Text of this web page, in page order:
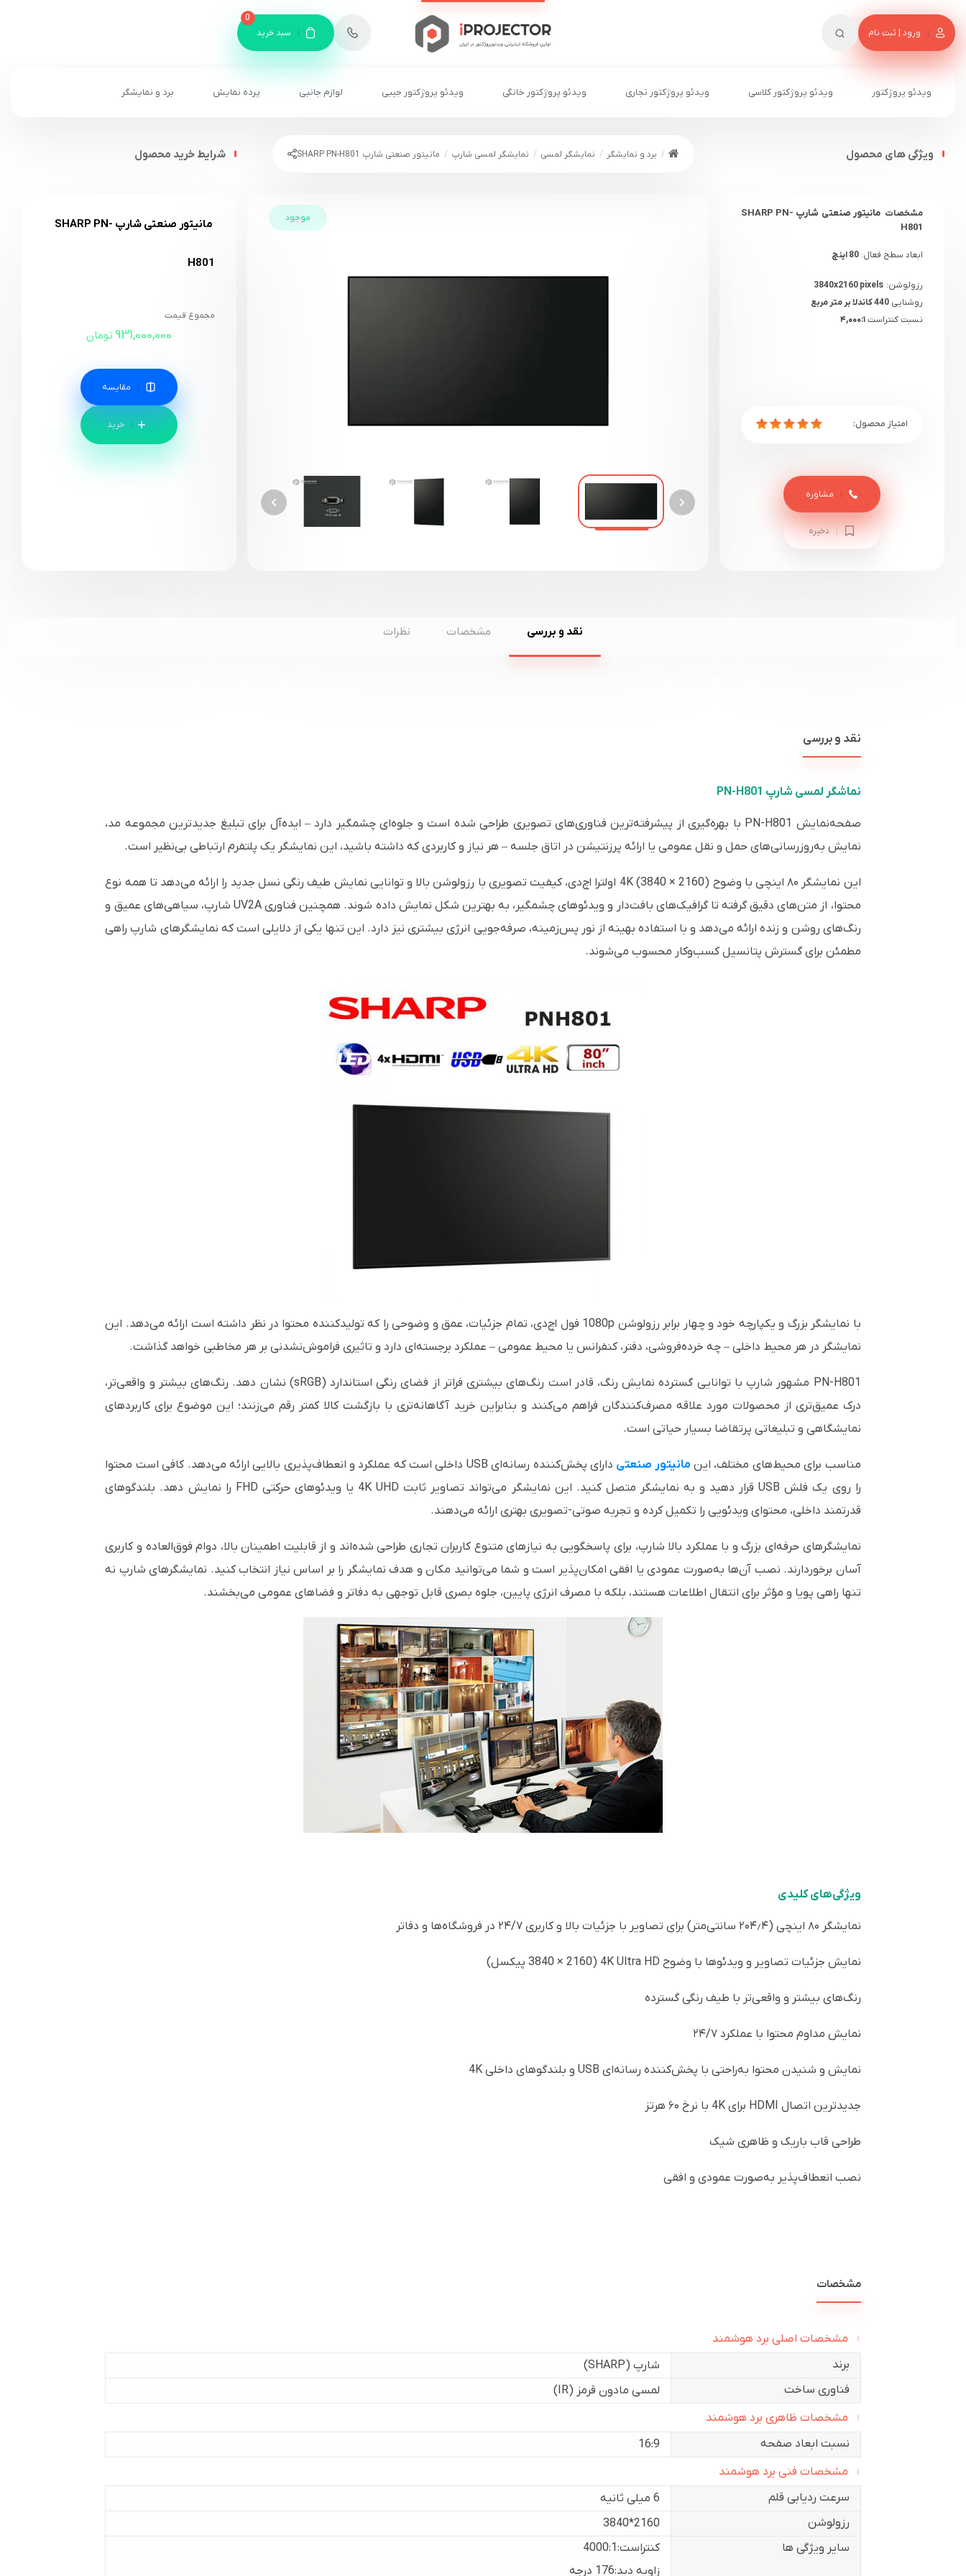
ورود | ثبت نام
8
سبد خرید
0
ویدئو پروژکتور ویدئو پروژکتور کلاسی ویدئو پروژکتور تجاری ویدئو پروژکتور خانگی ویدئو پروژکتور جیبی لوازم جانبی پرده نمایش برد و نمایشگر
برد و نمایشگر نمایشگر لمسی نمایشگر لمسی شارپ مانیتور صنعتی شارپ SHARP PN-H801
موجود
شرایط خرید محصول
مانیتور صنعتی شارپ SHARP PN-
H801
مجموع قیمت
931,000,000 تومان
مقایسه
ویژگی های محصول
مشخصات
مانیتور صنعتی شارپ SHARP PN-
H801
ابعاد سطح فعال: 80 اینچ
رزولوشن: 3840x2160 pixels
روشنایی 440 کاندلا بر متر مربع
نسبت کنتراست۴,۰۰۰:۱
ذخیره
مشاوره
نقد و بررسی مشخصات نظرات
نقد و بررسی
نماشگر لمسی شارپ PN-H801
صفحه‌نمایش PN-H801 با بهره‌گیری از پیشرفته‌ترین فناوری‌های تصویری طراحی شده است و جلوه‌ای چشمگیر دارد – ایده‌آل برای تبلیغ جدیدترین مجموعه مد،
نمایش به‌روزرسانی‌های حمل و نقل عمومی یا ارائه پرزنتیشن در اتاق جلسه – هر نیاز و کاربردی که داشته باشید، این نمایشگر یک پلتفرم ارتباطی بی‌نظیر است.
این نمایشگر ۸۰ اینچی با وضوح 4K (3840 × 2160) اولترا اچ‌دی، کیفیت تصویری با رزولوشن بالا و توانایی نمایش طیف رنگی نسل جدید را ارائه می‌دهد تا همه نوع
محتوا، از متن‌های دقیق گرفته تا گرافیک‌های بافت‌دار و ویدئوهای چشمگیر، به بهترین شکل نمایش داده شوند. همچنین فناوری UV2A شارپ، سیاهی‌های عمیق و
رنگ‌های روشن و زنده ارائه می‌دهد و با استفاده بهینه از نور پس‌زمینه، صرفه‌جویی انرژی بیشتری نیز دارد. این تنها یکی از دلایلی است که نمایشگرهای شارپ راهی
مطمئن برای گسترش پتانسیل کسب‌وکار محسوب می‌شوند.
با نمایشگر بزرگ و یکپارچه خود و چهار برابر رزولوشن 1080p فول اچ‌دی، تمام جزئیات، عمق و وضوحی را که تولیدکننده محتوا در نظر داشته است ارائه می‌دهد. این
نمایشگر در هر محیط داخلی – چه خرده‌فروشی، دفتر، کنفرانس یا محیط عمومی – عملکرد برجسته‌ای دارد و تاثیری فراموش‌نشدنی بر هر مخاطبی خواهد گذاشت.
PN-H801 مشهور شارپ با توانایی گسترده نمایش رنگ، قادر است رنگ‌های بیشتری فراتر از فضای رنگی استاندارد (sRGB) نشان دهد. رنگ‌های بیشتر و واقعی‌تر،
درک عمیق‌تری از محصولات مورد علاقه مصرف‌کنندگان فراهم می‌کنند و بنابراین خرید آگاهانه‌تری با بازگشت کالا کمتر رقم می‌زنند؛ این موضوع برای کاربردهای
نمایشگاهی و تبلیغاتی پرتقاضا بسیار حیاتی است.
مناسب برای محیط‌های مختلف، این مانیتور صنعتی
دارای پخش‌کننده رسانه‌ای USB داخلی است که عملکرد و انعطاف‌پذیری بالایی ارائه می‌دهد. کافی است محتوا
را روی یک فلش USB قرار دهید و به نمایشگر متصل کنید. این نمایشگر می‌تواند تصاویر ثابت 4K UHD یا ویدئوهای حرکتی FHD را نمایش دهد. بلندگوهای
قدرتمند داخلی، محتوای ویدئویی را تکمیل کرده و تجربه صوتی-تصویری بهتری ارائه می‌دهند.
نمایشگرهای حرفه‌ای بزرگ و با عملکرد بالا شارپ، برای پاسخگویی به نیازهای متنوع کاربران تجاری طراحی شده‌اند و از قابلیت اطمینان بالا، دوام فوق‌العاده و کاربری
آسان برخوردارند. نصب آن‌ها به‌صورت عمودی یا افقی امکان‌پذیر است و شما می‌توانید مکان و هدف نمایشگر را بر اساس نیاز انتخاب کنید. نمایشگرهای شارپ نه
تنها راهی پویا و مؤثر برای انتقال اطلاعات هستند، بلکه با مصرف انرژی پایین، جلوه بصری قابل توجهی به دفاتر و فضاهای عمومی می‌بخشند.
ویژگی‌های کلیدی
نمایشگر ۸۰ اینچی (۲۰۴٫۴ سانتی‌متر) برای تصاویر با جزئیات بالا و کاربری ۲۴/۷ در فروشگاه‌ها و دفاتر
نمایش جزئیات تصاویر و ویدئوها با وضوح 4K Ultra HD (3840 × 2160 پیکسل)
رنگ‌های بیشتر و واقعی‌تر با طیف رنگی گسترده
نمایش مداوم محتوا با عملکرد ۲۴/۷
نمایش و شنیدن محتوا به‌راحتی با پخش‌کننده رسانه‌ای USB و بلندگوهای داخلی 4K
جدیدترین اتصال HDMI برای 4K با نرخ ۶۰ هرتز
طراحی قاب باریک و ظاهری شیک
نصب انعطاف‌پذیر به‌صورت عمودی و افقی
مشخصات
مشخصات اصلی برد هوشمند
برند
شارپ (SHARP)
فناوری ساخت
لمسی مادون قرمز (IR)
مشخصات ظاهری برد هوشمند
نسبت ابعاد صفحه
16:9
مشخصات فنی برد هوشمند
سرعت ردیابی قلم
6 میلی ثانیه
رزولوشن
2160*3840
سایر ویژگی ها
کنتراست:4000:1
زاویه دید:176 درجه